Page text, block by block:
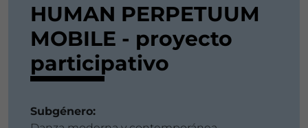
HUMAN PERPETUUM
MOBILE - proyecto
participativo
Subgénero: